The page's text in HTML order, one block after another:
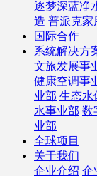
逐梦深蓝净
造 普派克家
国际合作
系统解决方
文旅发展事
健康空调事
业部 生态水
水事业部 数
业部
全球项目
关于我们
企业介绍 企